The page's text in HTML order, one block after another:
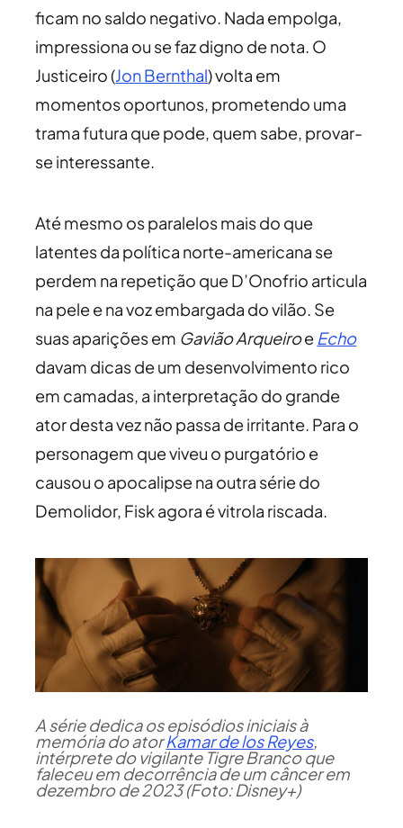
ficam no saldo negativo. Nada empolga,
impressiona ou se faz digno de nota. O
Justiceiro (Jon Bernthal) volta em
momentos oportunos, prometendo uma
trama futura que pode, quem sabe, provar-
se interessante.
Até mesmo os paralelos mais do que
latentes da política norte-americana se
perdem na repetição que D’Onofrio articula
na pele e na voz embargada do vilão. Se
suas aparições em Gavião Arqueiroe Echo
davam dicas de um desenvolvimento rico
em camadas, a interpretação do grande
ator desta vez não passa de irritante. Para o
personagem que viveu o purgatório e
causou o apocalipse na outra série do
Demolidor, Fisk agora é vitrola riscada.
A série dedica os episódios iniciais à
memória do atorKamar de los Reyes,
intérprete do vigilante Tigre Branco que
faleceu em decorrência de um câncer em
dezembro de 2023 (Foto: Disney+)